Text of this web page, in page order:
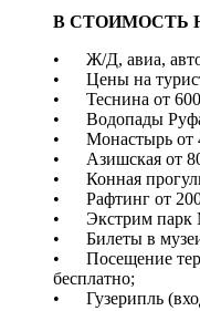
В СТОИМОСТЬ
• Ж/Д, авиа,
• Цены на
• Теснина от
• Водопады
• Монастырь от
• Азишская от
• Конная
• Рафтинг от
• Экстрим парк
• Билеты в музеи
• Посещение
бесплатно;
• Гузерипль